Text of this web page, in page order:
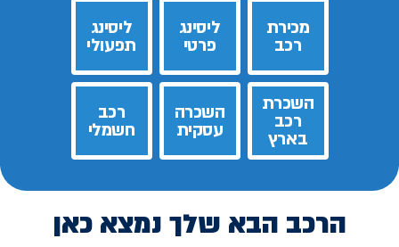
מכירת
רכב
ליסינג
פרטי
ליסינג
תפעולי
השכרת
רכב
בארץ
השכרה
עסקית
רכב
חשמלי
הרכב הבא שלך נמצא כאן